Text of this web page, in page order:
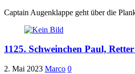
Captain Augenklappe geht über die
1125. Schweinchen Paul,
2. Mai 2023 Marco 0